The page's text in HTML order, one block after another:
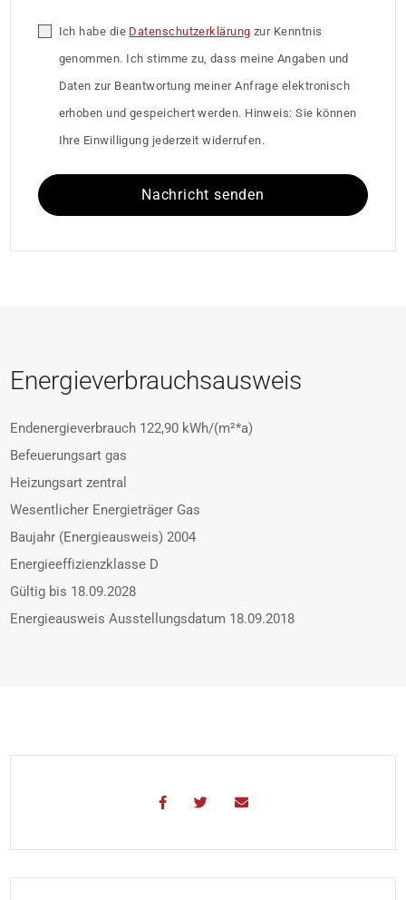
Ich habe die Datenschutzerklärung zur Kenntnis
genommen. Ich stimme zu, dass meine Angaben und
Daten zur Beantwortung meiner Anfrage elektronisch
erhoben und gespeichert werden. Hinweis: Sie können
Ihre Einwilligung jederzeit widerrufen.
Nachricht senden
Energieverbrauchsausweis
Endenergieverbrauch 122,90 kWh/(m²*a)
Befeuerungsart gas
Heizungsart zentral
Wesentlicher Energieträger Gas
Baujahr (Energieausweis) 2004
Energieeffizienzklasse D
Gültig bis 18.09.2028
Energieausweis Ausstellungsdatum 18.09.2018